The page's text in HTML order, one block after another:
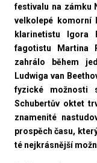
festivalu na zámku
velkolepé komorní
klarinetistu Igora
fagotistu Martina
zahrálo během
Ludwiga van
fyzické možnosti
Schubertův oktet
znamenité
prospěch času,
té nejkrásnější